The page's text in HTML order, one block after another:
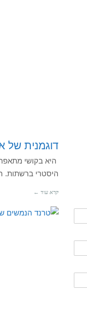
דוגמנית של
היא בקושי
היסטרי ברשתות.
קרא עוד ←